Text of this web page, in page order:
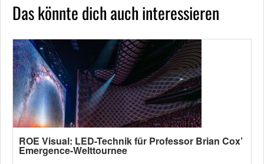
Das könnte dich auch interessieren
ROE Visual: LED-Technik für Professor Brian Cox’
Emergence-Welttournee